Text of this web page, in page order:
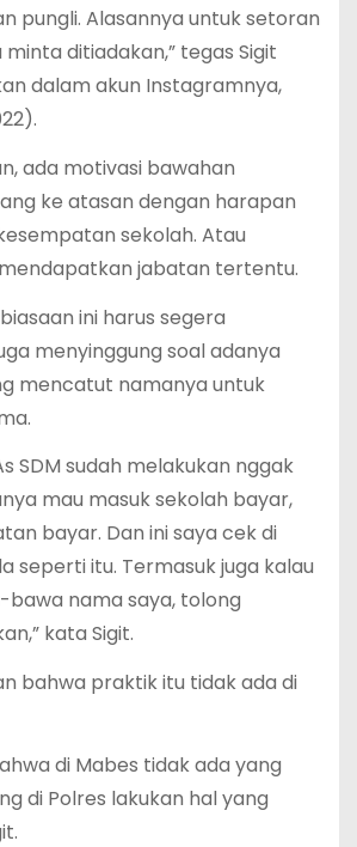
pungli. Alasannya untuk setoran
minta ditiadakan,” tegas Sigit
dalam akun Instagramnya,
ada motivasi bawahan
ke atasan dengan harapan
sekolah. Atau
jabatan tertentu.
ini harus segera
menyinggung soal adanya
mencatut namanya untuk
SDM sudah melakukan nggak
mau masuk sekolah bayar,
bayar. Dan ini saya cek di
seperti itu. Termasuk juga kalau
nama saya, tolong
kata Sigit.
bahwa praktik itu tidak ada di
di Mabes tidak ada yang
di Polres lakukan hal yang